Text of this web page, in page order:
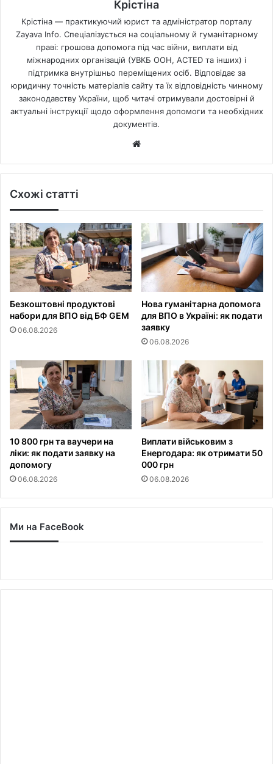
Крістіна
Крістіна — практикуючий юрист та адміністратор порталу
Zayava Info. Спеціалізується на соціальному й гуманітарному
праві: грошова допомога під час війни, виплати від
міжнародних організацій (УВКБ ООН, ACTED та інших) і
підтримка внутрішньо переміщених осіб. Відповідає за
юридичну точність матеріалів сайту та їх відповідність чинному
законодавству України, щоб читачі отримували достовірні й
актуальні інструкції щодо оформлення допомоги та необхідних
документів.
Схожі статті
Безкоштовні продуктові
набори для ВПО від БФ GEM
06.08.2026
Нова гуманітарна допомога
для ВПО в Україні: як подати
заявку
06.08.2026
10 800 грн та ваучери на
ліки: як подати заявку на
допомогу
06.08.2026
Виплати військовим з
Енергодара: як отримати 50
000 грн
06.08.2026
Ми на FaceBook